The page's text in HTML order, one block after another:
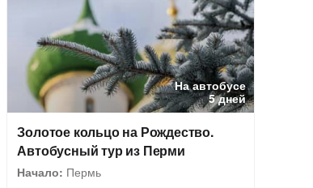
На автобусе
5 дней
Золотое кольцо на Рождество.
Автобусный тур из Перми
Начало: Пермь